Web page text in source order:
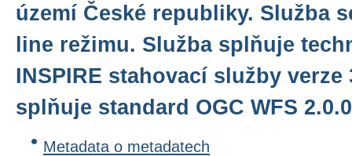
území České republiky. Služba
line režimu. Služba splňuje
INSPIRE stahovací služby verze
splňuje standard OGC WFS
Metadata o metadatech